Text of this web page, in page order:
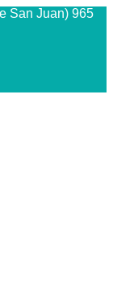
San Juan) 965